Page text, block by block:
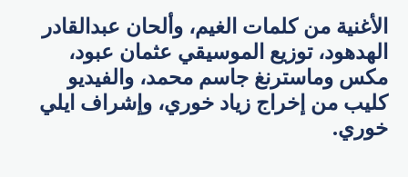
الأغنية من كلمات الغيم، وألحان عبدالقادر
الهدهود، توزيع الموسيقي عثمان عبود،
مكس وماسترنغ جاسم محمد، والفيديو
كليب من إخراج زياد خوري، وإشراف ايلي
خوري.